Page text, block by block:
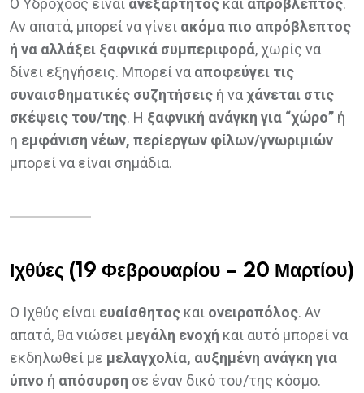
Αν απατά, μπορεί να γίνει ακόμα πιο απρόβλεπτος
ή να αλλάξει ξαφνικά συμπεριφορά, χωρίς να
δίνει εξηγήσεις. Μπορεί να αποφεύγει τις
συναισθηματικές συζητήσεις ή ναχάνεται στις
σκέψεις του/της. Η ξαφνική ανάγκη για “χώρο” ή
η εμφάνιση νέων, περίεργων φίλων/γνωριμιών
μπορεί να είναι σημάδια.
Ιχθύες (19 Φεβρουαρίου – 20 Μαρτίου)
Ο Ιχθύς είναι ευαίσθητος και ονειροπόλος. Αν
απατά, θα νιώσει μεγάλη ενοχή και αυτό μπορεί να
εκδηλωθεί με μελαγχολία, αυξημένη ανάγκη για
ύπνο ή απόσυρση σε έναν δικό του/της κόσμο.